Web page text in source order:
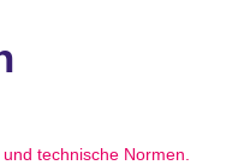
technische Normen.